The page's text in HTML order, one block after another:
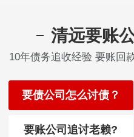
清远要账
10年债务追收经验 要账回
要债公司怎么讨债？
要账公司追讨老赖?